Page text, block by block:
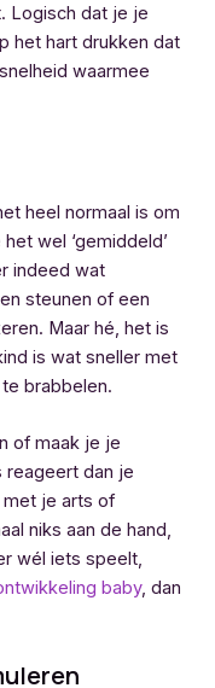
Logisch dat je je
het hart drukken dat
waarmee
heel normaal is om
wel ‘gemiddeld’
indeed wat
steunen of een
Maar hé, het is
is wat sneller met
brabbelen.
of maak je je
reageert dan je
je arts of
niks aan de hand,
wél iets speelt,
baby, dan